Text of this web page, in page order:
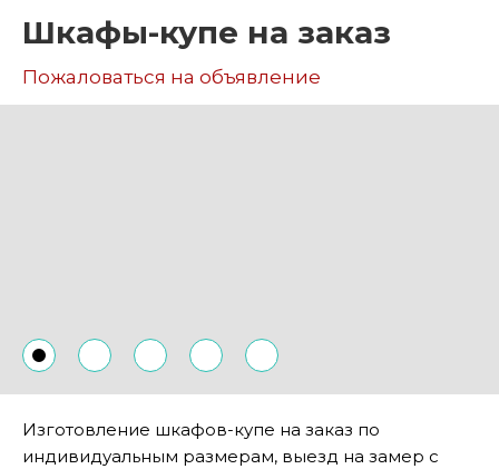
Шкафы-купе на заказ
Пожаловаться на объявление
Изготовление шкафов-купе на заказ по
индивидуальным размерам, выезд на замер с